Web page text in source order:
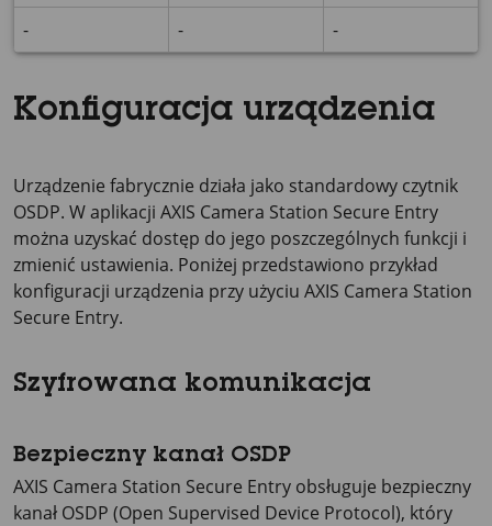
-
- -
Konfiguracja urządzenia
Urządzenie fabrycznie działa jako standardowy czytnik
OSDP. W aplikacji AXIS Camera Station Secure Entry
można uzyskać dostęp do jego poszczególnych funkcji i
zmienić ustawienia. Poniżej przedstawiono przykład
konfiguracji urządzenia przy użyciu AXIS Camera Station
Secure Entry.
Szyfrowana komunikacja
Bezpieczny kanał OSDP
AXIS Camera Station Secure Entry obsługuje bezpieczny
kanał OSDP (Open Supervised Device Protocol), który